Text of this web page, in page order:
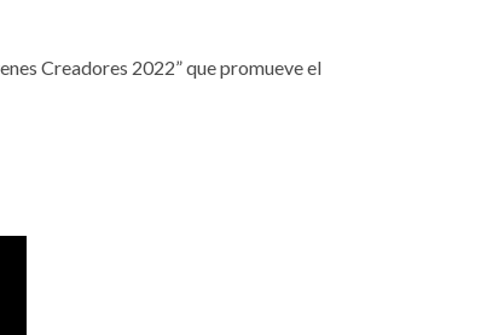
Creadores 2022” que promueve el